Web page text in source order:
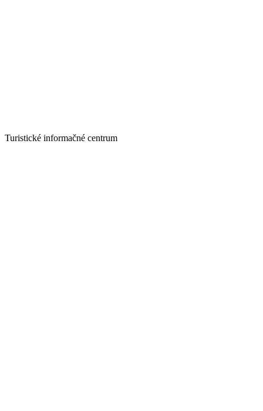
Turistické informačné centrum